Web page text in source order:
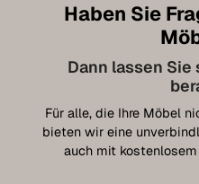
Haben Sie
Dann lassen
Für alle, die Ihre Möbel
bieten wir eine
auch mit